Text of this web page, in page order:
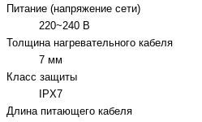
Питание (напряжение сети)
220~240 В
Толщина нагревательного кабеля
7 мм
Класс защиты
IPX7
Длина питающего кабеля